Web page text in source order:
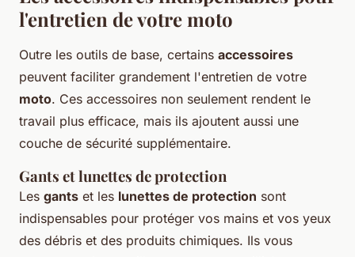
l'entretien de votre moto
Outre les outils de base, certains accessoires
peuvent faciliter grandement l'entretien de votre
moto. Ces accessoires non seulement rendent le
travail plus efficace, mais ils ajoutent aussi une
couche de sécurité supplémentaire.
Gants et lunettes de protection
Les gants et les lunettes de protection sont
indispensables pour protéger vos mains et vos yeux
des débris et des produits chimiques. Ils vous